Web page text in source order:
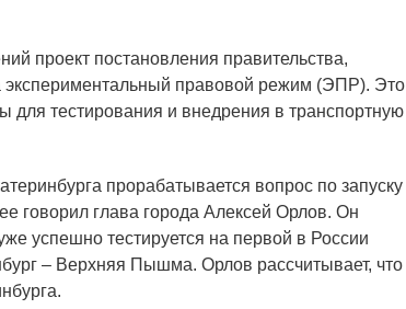
проект постановления правительства,
экспериментальный правовой режим (ЭПР). Это
для тестирования и внедрения в транспортную
прорабатывается вопрос по запуску
говорил глава города Алексей Орлов. Он
успешно тестируется на первой в России
– Верхняя Пышма. Орлов рассчитывает, что